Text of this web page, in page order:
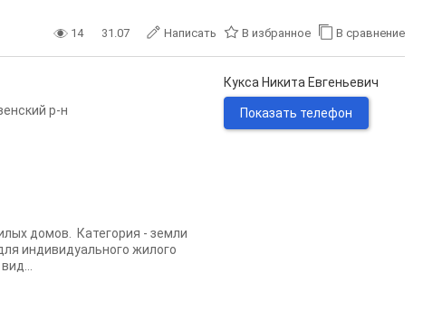
14 31.07 Написать В избранное В сравнение
р-н
домов. Категория - земли
индивидуального жилого
Кукса Никита Евгеньевич
Показать телефон